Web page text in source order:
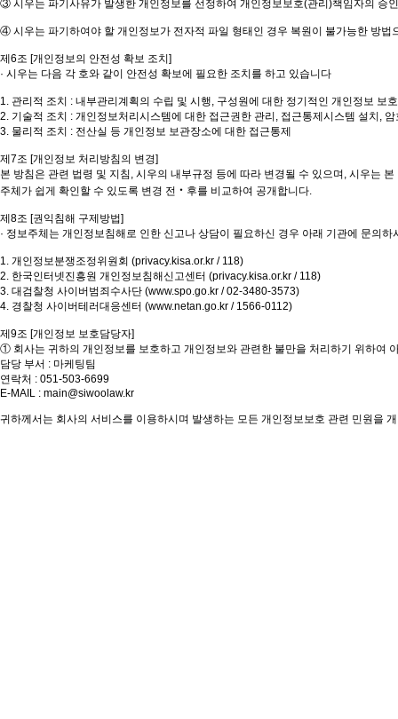
③ 시우는 파기사유가 발생한 개인정보를 선정하여 개인정보보호(관리)책임자의 승
④ 시우는 파기하여야 할 개인정보가 전자적 파일 형태인 경우 복원이 불가능한 방
제6조 [개인정보의 안전성 확보 조치]
· 시우는 다음 각 호와 같이 안전성 확보에 필요한 조치를 하고 있습니다
1. 관리적 조치 : 내부관리계획의 수립 및 시행, 구성원에 대한 정기적인 개인정보 보
2. 기술적 조치 : 개인정보처리시스템에 대한 접근권한 관리, 접근통제시스템 설치,
3. 물리적 조치 : 전산실 등 개인정보 보관장소에 대한 접근통제
제7조 [개인정보 처리방침의 변경]
본 방침은 관련 법령 및 지침, 시우의 내부규정 등에 따라 변경될 수 있으며, 시우는
주체가 쉽게 확인할 수 있도록 변경 전‧후를 비교하여 공개합니다.
제8조 [권익침해 구제방법]
· 정보주체는 개인정보침해로 인한 신고나 상담이 필요하신 경우 아래 기관에 문의하
1. 개인정보분쟁조정위원회 (privacy.kisa.or.kr / 118)
2. 한국인터넷진흥원 개인정보침해신고센터 (privacy.kisa.or.kr / 118)
3. 대검찰청 사이버범죄수사단 (www.spo.go.kr / 02-3480-3573)
4. 경찰청 사이버테러대응센터 (www.netan.go.kr / 1566-0112)
제9조 [개인정보 보호담당자]
① 회사는 귀하의 개인정보를 보호하고 개인정보와 관련한 불만을 처리하기 위하여
담당 부서 : 마케팅팀
연락처 : 051-503-6699
E-MAIL : main@siwoolaw.kr
귀하께서는 회사의 서비스를 이용하시며 발생하는 모든 개인정보보호 관련 민원을